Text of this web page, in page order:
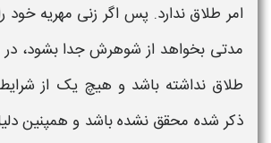
امر طلاق ندارد. پس اگر زنی مهریه خود
مدتی بخواهد از شوهرش جدا بشود،
طلاق نداشته باشد و هیچ‌ یک از
ذکر شده محقق نشده باشد و همپنین